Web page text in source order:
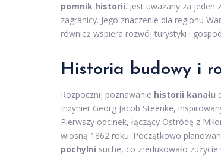
pomnik historii. Jest uważany za jeden z
zagranicy. Jego znaczenie dla regionu
również wspiera rozwój turystyki i
Historia budowy i
Rozpocznij poznawanie historii kanału
Inżynier Georg Jacob Steenke,
Pierwszy odcinek, łączący Ostródę z
wiosną 1862 roku. Początkowo
pochylni suche, co zredukowało